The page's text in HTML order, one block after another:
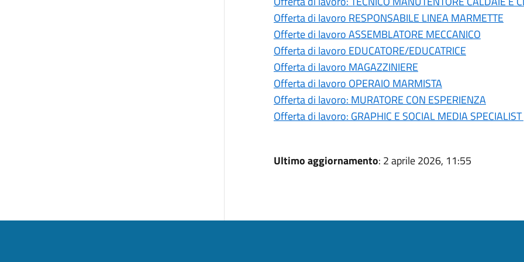
Offerta di lavoro RESPONSABILE LINEA MARMETTE
Offerte di lavoro ASSEMBLATORE MECCANICO
Offerta di lavoro EDUCATORE/EDUCATRICE
Offerta di lavoro MAGAZZINIERE
Offerta di lavoro OPERAIO MARMISTA
Offerta di lavoro: MURATORE CON ESPERIENZA
Offerta di lavoro: GRAPHIC E SOCIAL MEDIA SPECIALIST
Ultimo aggiornamento: 2 aprile 2026, 11:55